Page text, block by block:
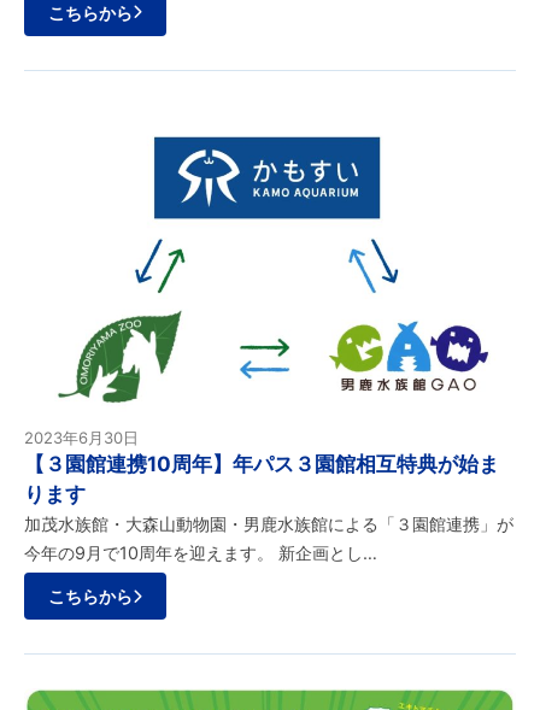
こちらから
2023年6月30日
【３園館連携10周年】年パス３園館相互特典が始ま
ります
加茂水族館・大森山動物園・男鹿水族館による「３園館連携」が
今年の9月で10周年を迎えます。 新企画とし…
こちらから